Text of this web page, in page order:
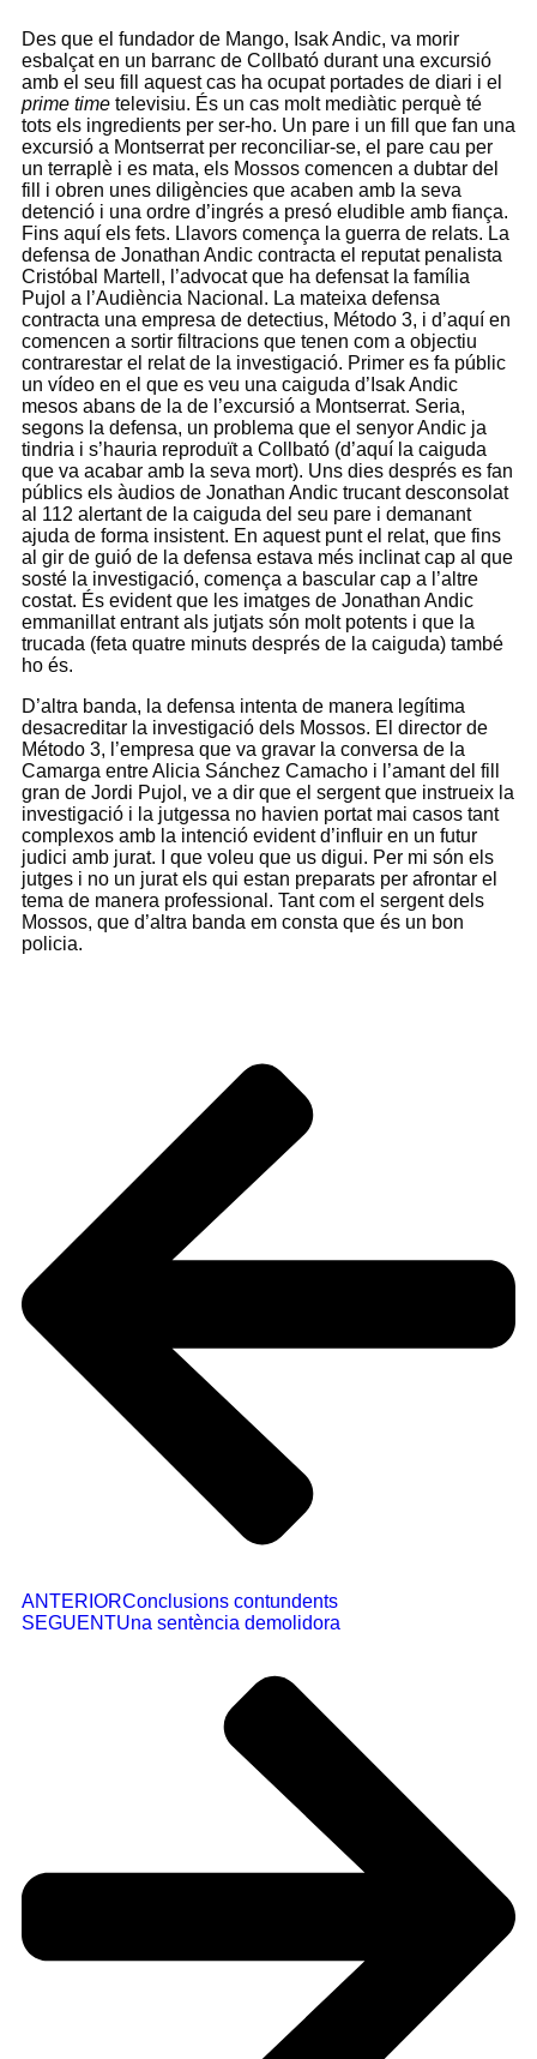
Des que el fundador de Mango, Isak Andic, va morir
esbalçat en un barranc de Collbató durant una excursió
amb el seu fill aquest cas ha ocupat portades de diari i el
prime time televisiu. És un cas molt mediàtic perquè té
tots els ingredients per ser-ho. Un pare i un fill que fan una
excursió a Montserrat per reconciliar-se, el pare cau per
un terraplè i es mata, els Mossos comencen a dubtar del
fill i obren unes diligències que acaben amb la seva
detenció i una ordre d’ingrés a presó eludible amb fiança.
Fins aquí els fets. Llavors comença la guerra de relats. La
defensa de Jonathan Andic contracta el reputat penalista
Cristóbal Martell, l’advocat que ha defensat la família
Pujol a l’Audiència Nacional. La mateixa defensa
contracta una empresa de detectius, Método 3, i d’aquí en
comencen a sortir filtracions que tenen com a objectiu
contrarestar el relat de la investigació. Primer es fa públic
un vídeo en el que es veu una caiguda d’Isak Andic
mesos abans de la de l’excursió a Montserrat. Seria,
segons la defensa, un problema que el senyor Andic ja
tindria i s’hauria reproduït a Collbató (d’aquí la caiguda
que va acabar amb la seva mort). Uns dies després es fan
públics els àudios de Jonathan Andic trucant desconsolat
al 112 alertant de la caiguda del seu pare i demanant
ajuda de forma insistent. En aquest punt el relat, que fins
al gir de guió de la defensa estava més inclinat cap al que
sosté la investigació, comença a bascular cap a l’altre
costat. És evident que les imatges de Jonathan Andic
emmanillat entrant als jutjats són molt potents i que la
trucada (feta quatre minuts després de la caiguda) també
ho és.
D’altra banda, la defensa intenta de manera legítima
desacreditar la investigació dels Mossos. El director de
Método 3, l’empresa que va gravar la conversa de la
Camarga entre Alicia Sánchez Camacho i l’amant del fill
gran de Jordi Pujol, ve a dir que el sergent que instrueix la
investigació i la jutgessa no havien portat mai casos tant
complexos amb la intenció evident d’influir en un futur
judici amb jurat. I que voleu que us digui. Per mi són els
jutges i no un jurat els qui estan preparats per afrontar el
tema de manera professional. Tant com el sergent dels
Mossos, que d’altra banda em consta que és un bon
policia.
ANTERIORConclusions contundents
SEGUENTUna sentència demolidora